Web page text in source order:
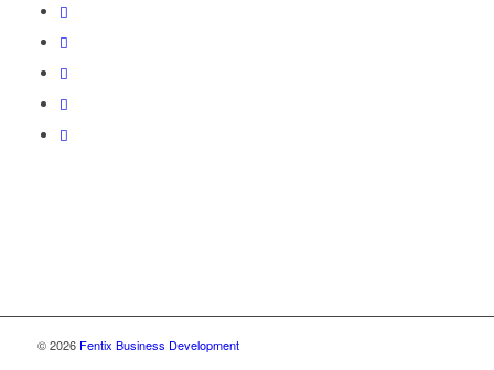
© 2026 Fentix Business Development